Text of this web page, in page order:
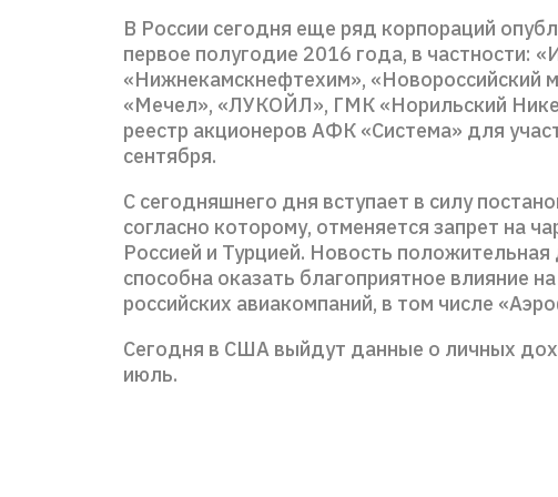
В России сегодня еще ряд корпораций
первое полугодие 2016 года, в частности:
«Нижнекамскнефтехим», «Новороссийский
«Мечел», «ЛУКОЙЛ», ГМК «Норильский
реестр акционеров АФК «Система» для
сентября.
С сегодняшнего дня вступает в силу
согласно которому, отменяется запрет на
Россией и Турцией. Новость положительная
способна оказать благоприятное влияние
российских авиакомпаний, в том числе
Сегодня в США выйдут данные о личных
июль.